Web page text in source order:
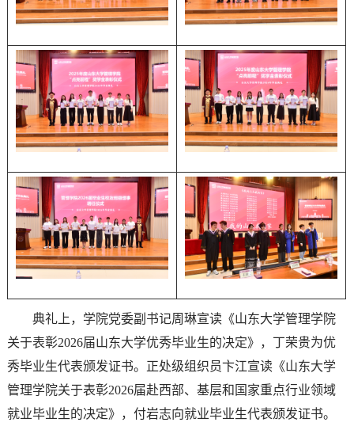
典礼上，学院党委副书记周琳宣读《山东大学管理学院
关于表彰2026届山东大学优秀毕业生的决定》，丁荣贵为优
秀毕业生代表颁发证书。正处级组织员卞江宣读《山东大学
管理学院关于表彰2026届赴西部、基层和国家重点行业领域
就业毕业生的决定》，付岩志向就业毕业生代表颁发证书。